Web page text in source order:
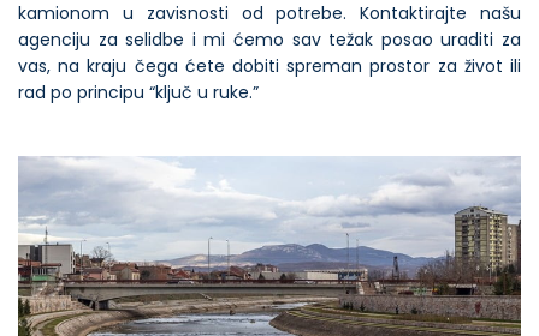
kamionom u zavisnosti od potrebe. Kontaktirajte našu
agenciju za selidbe i mi ćemo sav težak posao uraditi za
vas, na kraju čega ćete dobiti spreman prostor za život ili
rad po principu “ključ u ruke.”
SELIDBE NIŠ
SELIDBE SUBOTICA
SELIDBE BARAJEVO